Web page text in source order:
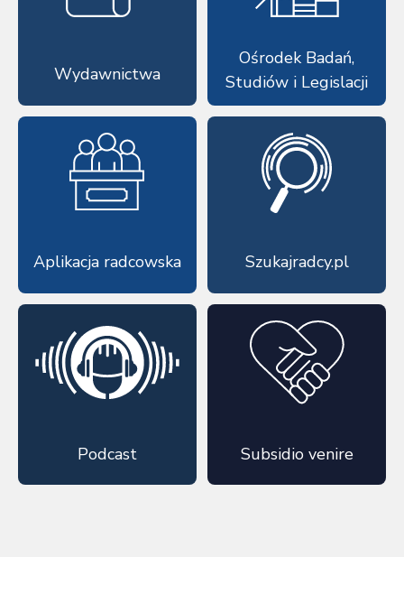
Wydawnictwa
Ośrodek Badań,
Studiów i Legislacji
Aplikacja radcowska Szukajradcy.pl
Podcast Subsidio venire